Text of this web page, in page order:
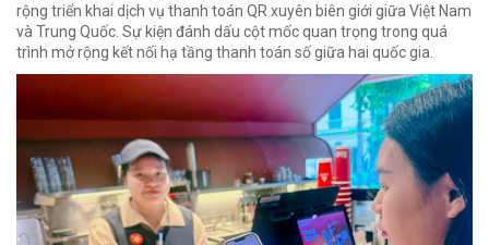
rộng triển khai dịch vụ thanh toán QR xuyên biên giới giữa Việt Nam
và Trung Quốc. Sự kiện đánh dấu cột mốc quan trọng trong quá
trình mở rộng kết nối hạ tầng thanh toán số giữa hai quốc gia.